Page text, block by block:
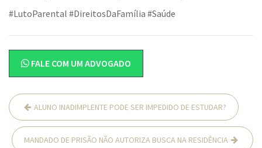
#LutoParental #DireitosDaFamília #Saúde
FALE COM UM ADVOGADO
Navegação
de
Post
ALUNO INADIMPLENTE PODE SER IMPEDIDO DE ESTUDAR?
MANDADO DE PRISÃO NÃO AUTORIZA BUSCA NA RESIDÊNCIA